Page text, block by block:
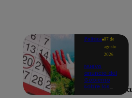
Política 07 de
agosto
2026
Nuevo
anuncio del
Gobierno
sobre los